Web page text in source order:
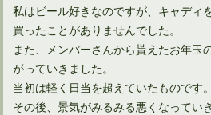
私はビール好きなのですが、キャディ
買ったことがありませんでした。
また、メンバーさんから貰えたお年玉
がっていきました。
当初は軽く日当を超えていたものです。
その後、景気がみるみる悪くなってい